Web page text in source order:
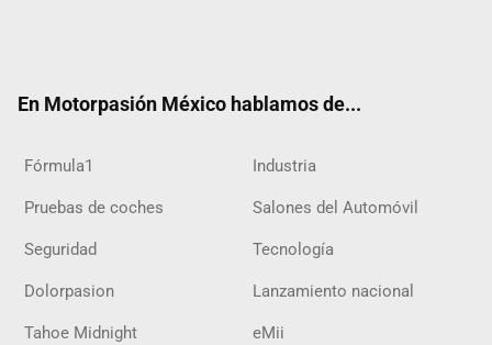
En Motorpasión México hablamos de...
Fórmula1 Industria
Pruebas de coches Salones del Automóvil
Seguridad Tecnología
Dolorpasion Lanzamiento nacional
Tahoe Midnight eMii